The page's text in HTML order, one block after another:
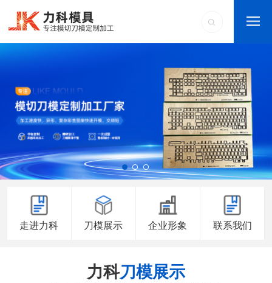
走进力科 刀模展示 企业形象 联系我们
力科刀模展示